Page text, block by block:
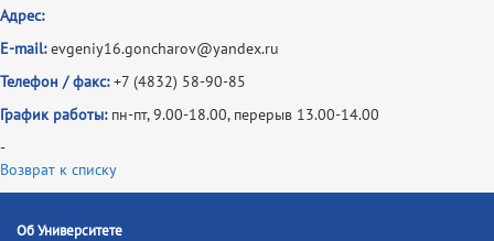
Адрес:
E-mail: evgeniy16.goncharov@yandex.ru
Телефон / факс: +7 (4832) 58-90-85
График работы: пн-пт, 9.00-18.00, перерыв 13.00-14.00
-
Возврат к списку
Об Университете